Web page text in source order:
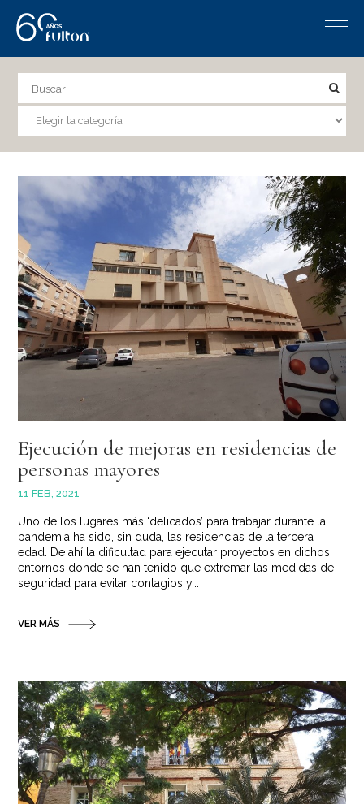
Ejecución de mejoras en residencias de
personas mayores
11 FEB, 2021
Uno de los lugares más ‘delicados’ para trabajar durante la
pandemia ha sido, sin duda, las residencias de la tercera
edad. De ahí la dificultad para ejecutar proyectos en dichos
entornos donde se han tenido que extremar las medidas de
seguridad para evitar contagios y...
VER MÁS